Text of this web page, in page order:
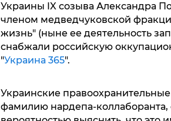
Украины IX созыва Александра
членом медведчуковской
жизнь" (ныне ее деятельность
снабжали российскую
"Украина 365".
Украинские
фамилию нардепа-коллаборанта,